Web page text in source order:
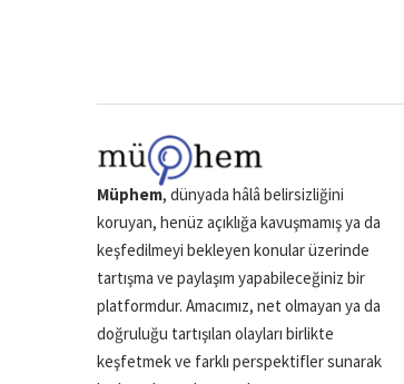
Müphem, dünyada hâlâ belirsizliğini
koruyan, henüz açıklığa kavuşmamış ya da
keşfedilmeyi bekleyen konular üzerinde
tartışma ve paylaşım yapabileceğiniz bir
platformdur. Amacımız, net olmayan ya da
doğruluğu tartışılan olayları birlikte
keşfetmek ve farklı perspektifler sunarak